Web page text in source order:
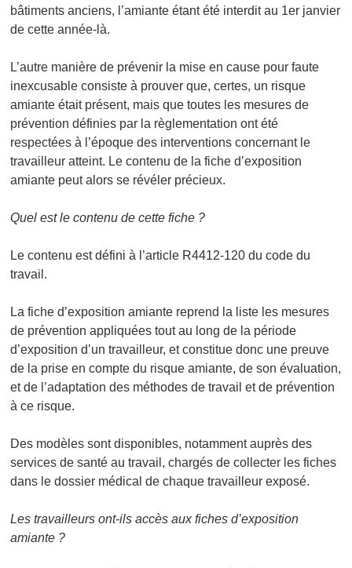
bâtiments anciens, l’amiante étant été interdit au 1er janvier
de cette année-là.
L’autre manière de prévenir la mise en cause pour faute
inexcusable consiste à prouver que, certes, un risque
amiante était présent, mais que toutes les mesures de
prévention définies par la règlementation ont été
respectées à l’époque des interventions concernant le
travailleur atteint. Le contenu de la fiche d’exposition
amiante peut alors se révéler précieux.
Quel est le contenu de cette fiche ?
Le contenu est défini à l’article R4412-120 du code du
travail.
La fiche d’exposition amiante reprend la liste les mesures
de prévention appliquées tout au long de la période
d’exposition d’un travailleur, et constitue donc une preuve
de la prise en compte du risque amiante, de son évaluation,
et de l’adaptation des méthodes de travail et de prévention
à ce risque.
Des modèles sont disponibles, notamment auprès des
services de santé au travail, chargés de collecter les fiches
dans le dossier médical de chaque travailleur exposé.
Les travailleurs ont-ils accès aux fiches d’exposition
amiante ?